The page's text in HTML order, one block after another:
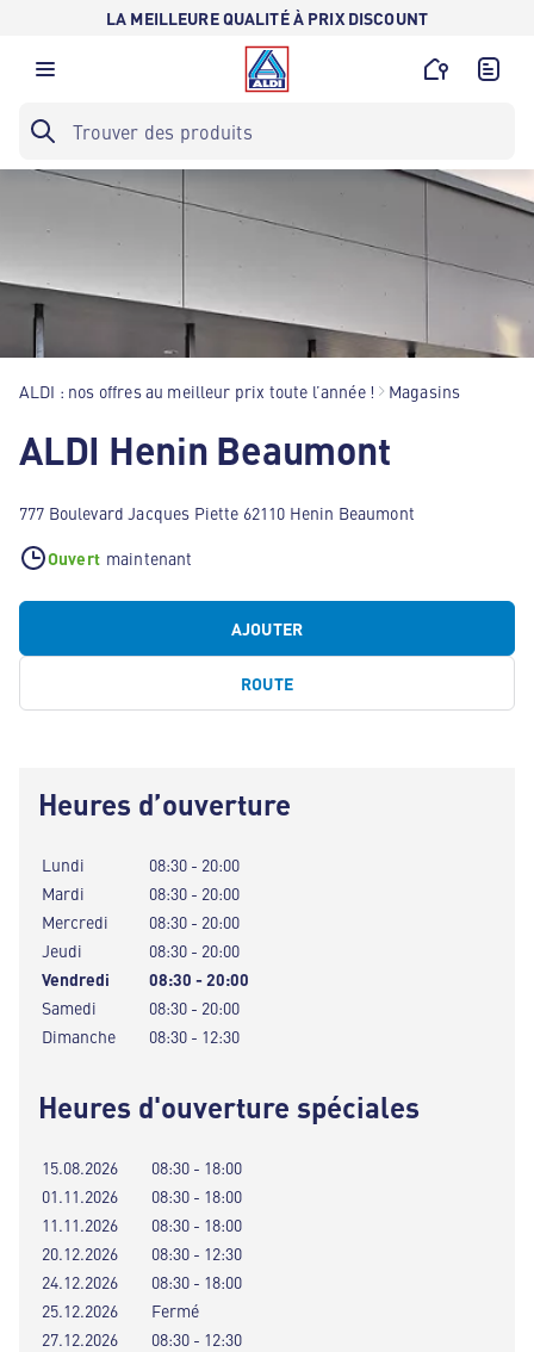
LA MEILLEURE QUALITÉ À PRIX DISCOUNT
ALDI : nos offres au meilleur prix toute l’année ! Magasins
ALDI Henin Beaumont
777 Boulevard Jacques Piette 62110 Henin Beaumont
Ouvert maintenant
AJOUTER
ROUTE
Heures d’ouverture
Lundi
08:30 - 20:00
Mardi
08:30 - 20:00
Mercredi
08:30 - 20:00
Jeudi
08:30 - 20:00
Vendredi
08:30 - 20:00
Samedi
08:30 - 20:00
Dimanche
08:30 - 12:30
Heures d'ouverture spéciales
15.08.2026
08:30 - 18:00
01.11.2026
08:30 - 18:00
11.11.2026
08:30 - 18:00
20.12.2026
08:30 - 12:30
24.12.2026
08:30 - 18:00
25.12.2026
Fermé
27.12.2026
08:30 - 12:30